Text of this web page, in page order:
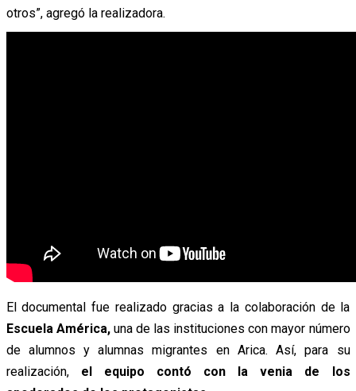
otros”, agregó la realizadora.
El documental fue realizado gracias a la colaboración de la
Escuela América, una de las instituciones con mayor número
de alumnos y alumnas migrantes en Arica. Así, para su
realización, el equipo contó con la venia de los